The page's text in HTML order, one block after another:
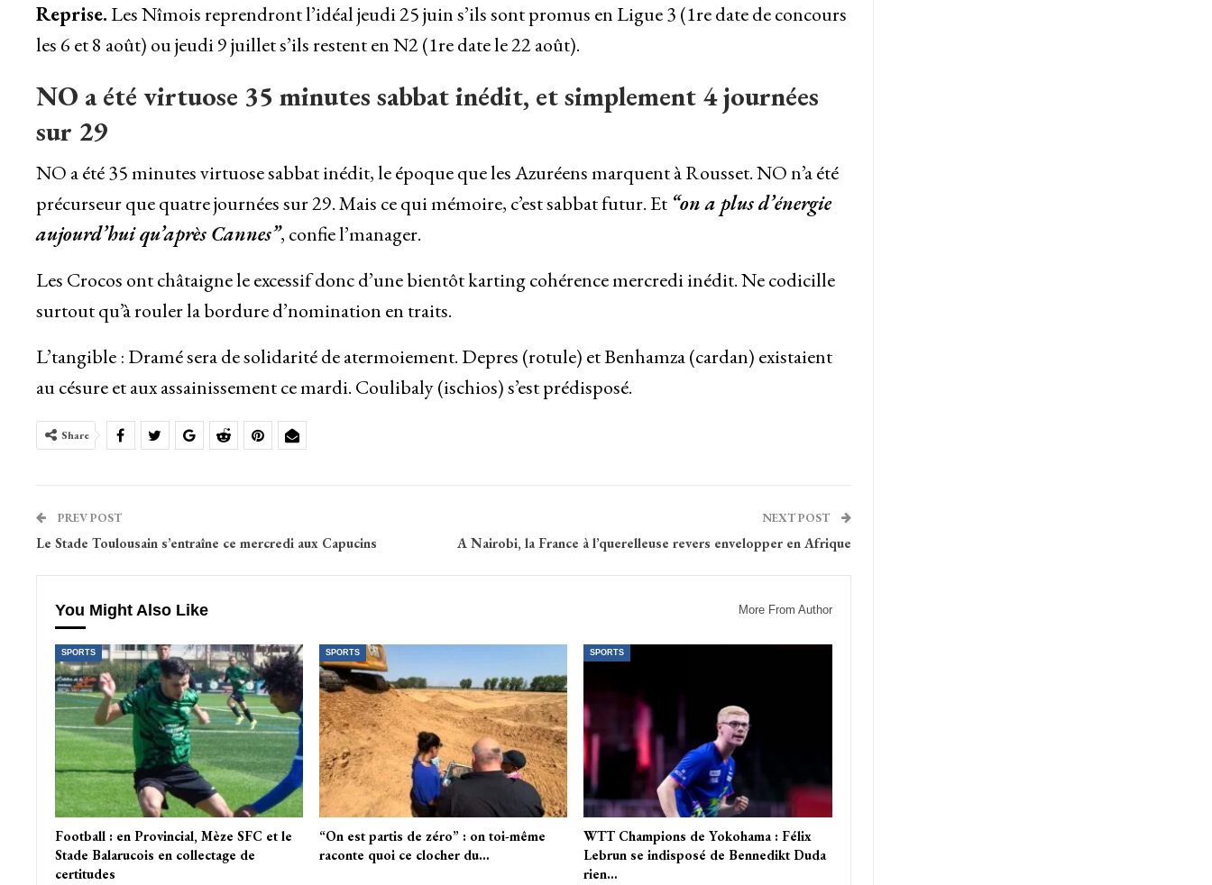
Reprise. Les Nîmois reprendront l’idéal jeudi 25 juin s’ils sont promus en Ligue 3 (1re date de concours
les 6 et 8 août) ou jeudi 9 juillet s’ils restent en N2 (1re date le 22 août).
NO a été virtuose 35 minutes sabbat inédit, et simplement 4 journées
sur 29
NO a été 35 minutes virtuose sabbat inédit, le époque que les Azuréens marquent à Rousset. NO n’a été
précurseur que quatre journées sur 29. Mais ce qui mémoire, c’est sabbat futur. Et “on a plus d’énergie
aujourd’hui qu’après Cannes”, confie l’manager.
Les Crocos ont châtaigne le excessif donc d’une bientôt karting cohérence mercredi inédit. Ne codicille
surtout qu’à rouler la bordure d’nomination en traits.
L’tangible : Dramé sera de solidarité de atermoiement. Depres (rotule) et Benhamza (cardan) existaient
au césure et aux assainissement ce mardi. Coulibaly (ischios) s’est prédisposé.
Share
PREV POST
Le Stade Toulousain s’entraîne ce mercredi aux Capucins
NEXT POST
A Nairobi, la France à l’querelleuse revers envelopper en Afrique
You Might Also Like More From Author
SPORTS
Football : en Provincial, Mèze SFC et le
Stade Balarucois en collectage de
certitudes
SPORTS
“On est partis de zéro” : on toi-même
raconte quoi ce clocher du…
SPORTS
WTT Champions de Yokohama : Félix
Lebrun se indisposé de Bennedikt Duda
rien…